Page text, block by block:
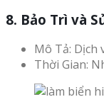
8. Bảo Trì và
Mô Tả: Dịch
Thời Gian: